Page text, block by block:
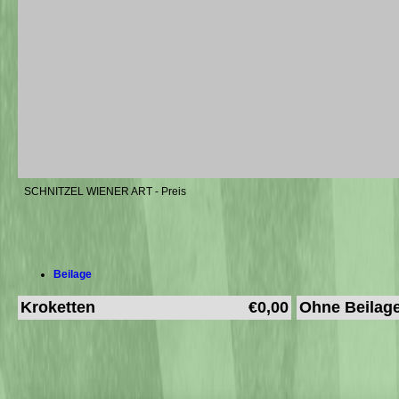
SCHNITZEL WIENER ART - Preis
Beilage
Kroketten €0,00 Ohne